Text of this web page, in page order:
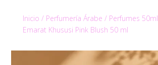
Inicio / Perfumería Árabe / Perfumes 50ml
Emarat Khususi Pink Blush 50 ml